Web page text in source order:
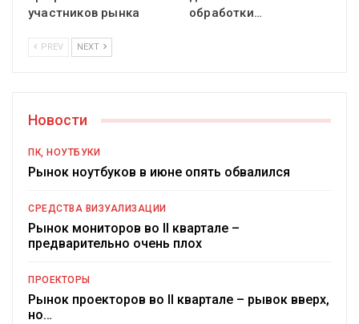
участников рынка
обработки…
PREV NEXT
Новости
ПК, НОУТБУКИ
Рынок ноутбуков в июне опять обвалился
СРЕДСТВА ВИЗУАЛИЗАЦИИ
Рынок мониторов во II квартале –
предварительно очень плох
ПРОЕКТОРЫ
Рынок проекторов во II квартале – рывок вверх,
но…